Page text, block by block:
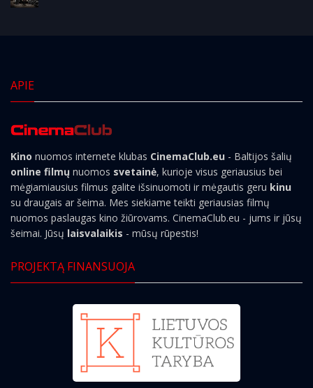
APIE
Kino nuomos internete klubas CinemaClub.eu - Baltijos šalių
online filmų nuomos svetainė, kurioje visus geriausius bei
mėgiamiausius filmus galite išsinuomoti ir mėgautis geru kinu
su draugais ar šeima. Mes siekiame teikti geriausias filmų
nuomos paslaugas kino žiūrovams. CinemaClub.eu - jums ir jūsų
šeimai. Jūsų laisvalaikis - mūsų rūpestis!
PROJEKTĄ FINANSUOJA